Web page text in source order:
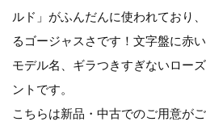
ルド」がふんだんに使われており
るゴージャスさです！文字盤に赤
モデル名、ギラつきすぎないロー
ントです。
こちらは新品・中古でのご用意が